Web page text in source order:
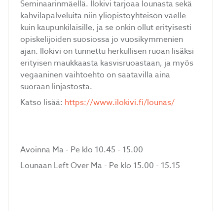
Seminaarinmäellä. Ilokivi tarjoaa lounasta sekä
kahvilapalveluita niin yliopistoyhteisön väelle
kuin kaupunkilaisille, ja se onkin ollut erityisesti
opiskelijoiden suosiossa jo vuosikymmenien
ajan. Ilokivi on tunnettu herkullisen ruoan lisäksi
erityisen maukkaasta kasvisruoastaan, ja myös
vegaaninen vaihtoehto on saatavilla aina
suoraan linjastosta.
Katso lisää: https://www.ilokivi.fi/lounas/
Avoinna Ma - Pe klo 10.45 - 15.00
Lounaan Left Over Ma - Pe klo 15.00 - 15.15